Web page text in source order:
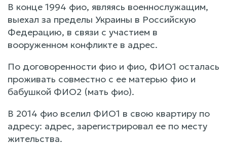
В конце 1994 фио, являясь военнослужащим,
выехал за пределы Украины в Российскую
Федерацию, в связи с участием в
вооруженном конфликте в адрес.
По договоренности фио и фио, ФИО1 осталась
проживать совместно с ее матерью фио и
бабушкой ФИО2 (мать фио).
В 2014 фио вселил ФИО1 в свою квартиру по
адресу: адрес, зарегистрировал ее по месту
жительства.